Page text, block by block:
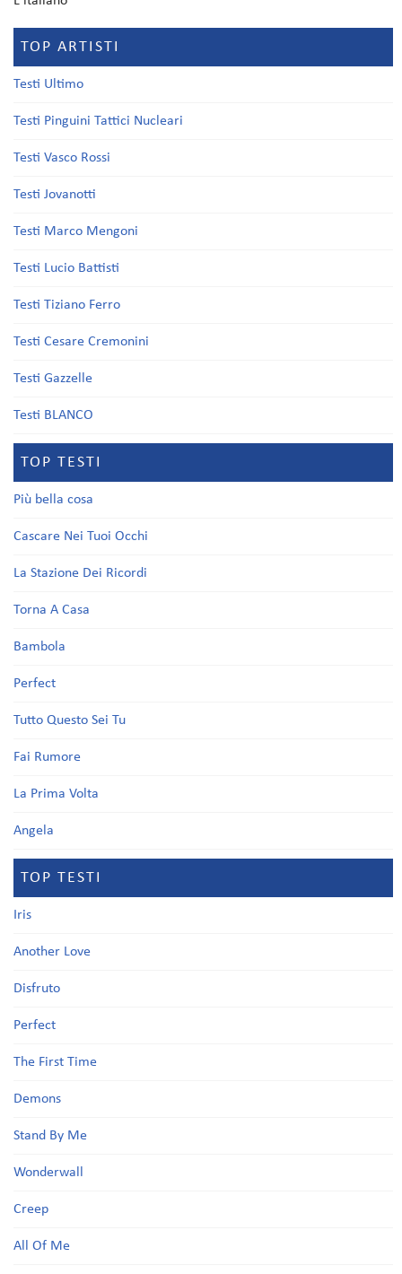
TOP ARTISTI
Testi Ultimo
Testi Pinguini Tattici Nucleari
Testi Vasco Rossi
Testi Jovanotti
Testi Marco Mengoni
Testi Lucio Battisti
Testi Tiziano Ferro
Testi Cesare Cremonini
Testi Gazzelle
Testi BLANCO
TOP TESTI
Più bella cosa
Cascare Nei Tuoi Occhi
La Stazione Dei Ricordi
Torna A Casa
Bambola
Perfect
Tutto Questo Sei Tu
Fai Rumore
La Prima Volta
Angela
TOP TESTI
Iris
Another Love
Disfruto
Perfect
The First Time
Demons
Stand By Me
Wonderwall
Creep
All Of Me